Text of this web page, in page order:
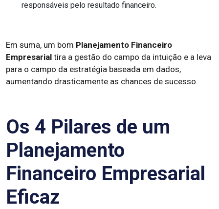
responsáveis pelo resultado financeiro.
Em suma, um bom Planejamento Financeiro
Empresarial tira a gestão do campo da intuição e a leva
para o campo da estratégia baseada em dados,
aumentando drasticamente as chances de sucesso.
Os 4 Pilares de um
Planejamento
Financeiro Empresarial
Eficaz